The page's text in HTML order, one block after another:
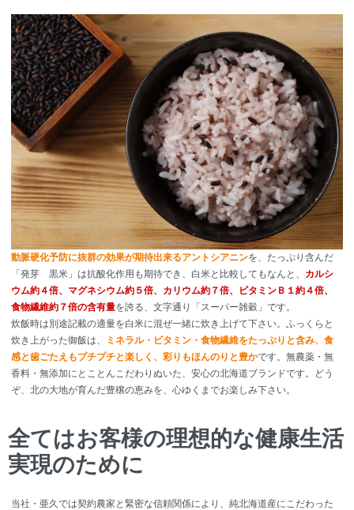
動脈硬化予防に抜群の効果が期待出来るアントシアニンを、たっぷり含んだ
「発芽 黒米」は抗酸化作用も期待でき、白米と比較してもなんと、 カルシ
ウム約４倍、マグネシウム約５倍、カリウム約７倍、ビタミンＢ１約４倍、
食物繊維約７倍の含有量を誇る、文字通り「スーパー雑穀」です。
炊飯時は別途記載の適量を白米に混ぜ一緒に炊き上げて下さい。ふっくらと
炊き上がった御飯は、
ミネラル・ビタミン・食物繊維をたっぷりと含み、食
感と歯ごたえもプチプチと楽しく、彩りもほんのりと豊かです。無農薬・無
香料・無添加にとことんこだわりぬいた、安心の北海道ブランドです。どう
ぞ、北の大地が育んだ豊穣の恵みを、心ゆくまでお楽しみ下さい。
全てはお客様の理想的な健康生活
実現のために
当社・亜久では契約農家と緊密な信頼関係により、純北海道産にこだわった